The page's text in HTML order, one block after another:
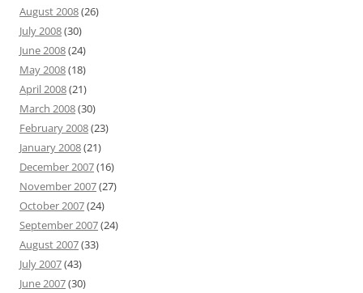
August 2008(26)
July 2008(30)
June 2008(24)
May 2008(18)
April 2008(21)
March 2008(30)
February 2008(23)
January 2008(21)
December 2007(16)
November 2007(27)
October 2007(24)
September 2007(24)
August 2007(33)
July 2007(43)
June 2007(30)